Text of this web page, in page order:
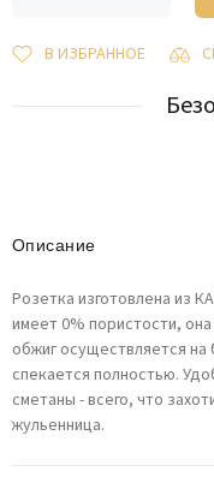
В ИЗБРАННОЕ
Описание
Розетка изготовлена
имеет 0% пористости,
обжиг осуществляется
спекается полностью.
сметаны - всего, что
жульенница.